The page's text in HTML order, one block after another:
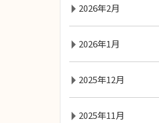
2026年2月
2026年1月
2025年12月
2025年11月